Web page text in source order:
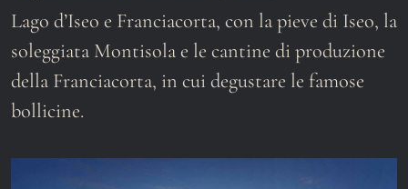
Lago d’Iseo e Franciacorta, con la pieve di Iseo, la
soleggiata Montisola e le cantine di produzione
della Franciacorta, in cui degustare le famose
bollicine.